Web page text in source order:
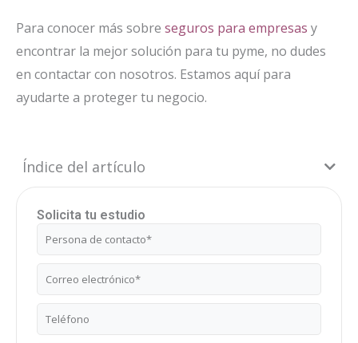
Para conocer más sobre seguros para empresas y
encontrar la mejor solución para tu pyme, no dudes
en contactar con nosotros. Estamos aquí para
ayudarte a proteger tu negocio.
Índice del artículo
Solicita tu estudio
Nombre
Correo
electrónico
Teléfono